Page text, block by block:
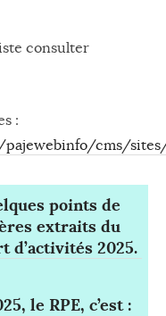
consulter
:
cms/
points de
extraits du
d’activités 2025.
le RPE, c’est :